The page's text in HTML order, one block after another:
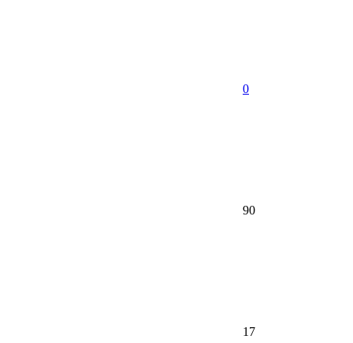
0
90
17